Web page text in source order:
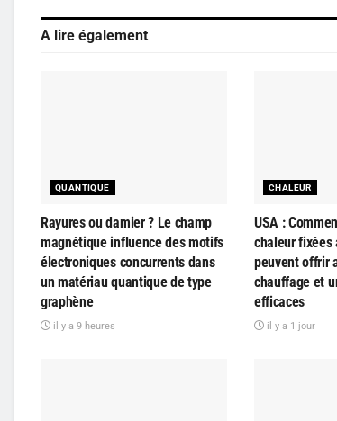
A lire également
QUANTIQUE
Rayures ou damier ? Le champ
magnétique influence des motifs
électroniques concurrents dans
un matériau quantique de type
graphène
il y a 9 heures
CHALEUR
USA :
chaleur fixées
peuvent offrir
chauffage et
efficaces
il y a 1 jour